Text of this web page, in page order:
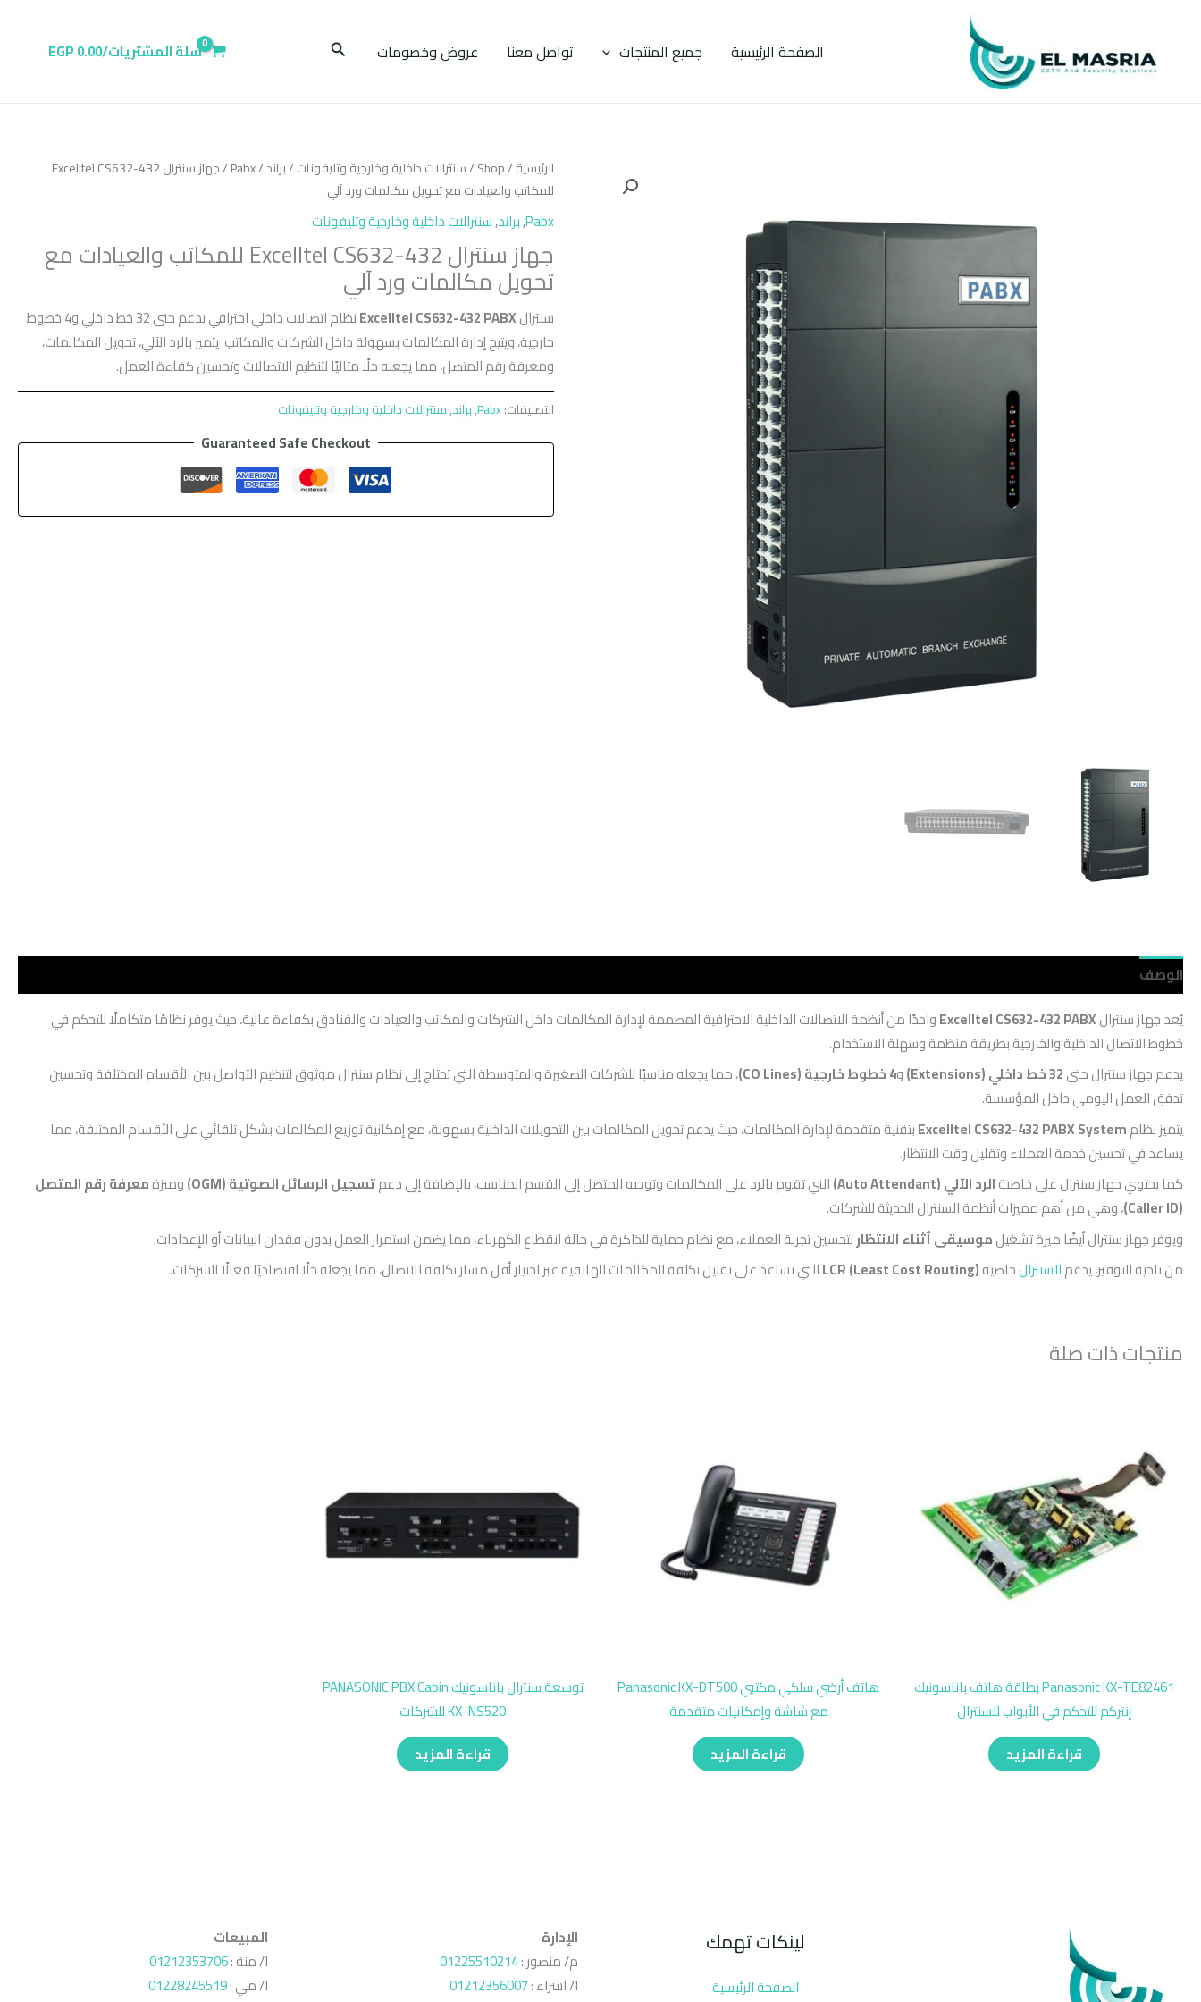
المحتوى
الصفحة الرئيسية جميع المنتجات تواصل معنا عروض وخصومات البحث سلة المشتريات/0.00
EGP
الرئيسية/
Shop
/سنترالات داخلية وخارجية وتليفونات/براند/
Pabx
/ جهاز سنترال Excelltel CS632-432
للمكاتب والعيادات مع تحويل مكالمات ورد آلي
Pabx
,براند,سنترالات داخلية وخارجية وتليفونات
جهاز سنترال Excelltel CS632-432 للمكاتب والعيادات مع
تحويل مكالمات ورد آلي
سنترالExcelltel CS632-432 PABX
نظام اتصالات داخلي احترافي يدعم حتى 32 خط داخلي و4 خطوط
خارجية، ويتيح إدارة المكالمات بسهولة داخل الشركات والمكاتب. يتميز بالرد الآلي، تحويل المكالمات،
ومعرفة رقم المتصل، مما يجعله حلًا مثاليًا لتنظيم الاتصالات وتحسين كفاءة العمل.
التصنيفات:Pabx
,براند,سنترالات داخلية وخارجية وتليفونات
Guaranteed Safe Checkout
الوصف
يُعد جهاز سنترالExcelltel CS632-432 PABXواحدًا من أنظمة الاتصالات الداخلية الاحترافية المصممة لإدارة المكالمات داخل الشركات والمكاتب والعيادات والفنادق بكفاءة عالية، حيث يوفر نظامًا متكاملًا للتحكم في
خطوط الاتصال الداخلية والخارجية بطريقة منظمة وسهلة الاستخدام.
يدعم جهاز سنترال حتى32 خط داخلي (Extensions) و4 خطوط خارجية (CO Lines)
، مما يجعله مناسبًا للشركات الصغيرة والمتوسطة التي تحتاج إلى نظام سنترال موثوق لتنظيم التواصل بين الأقسام المختلفة وتحسين
تدفق العمل اليومي داخل المؤسسة.
يتميز نظامExcelltel CS632-432 PABX Systemبتقنية متقدمة لإدارة المكالمات، حيث يدعم تحويل المكالمات بين التحويلات الداخلية بسهولة، مع إمكانية توزيع المكالمات بشكل تلقائي على الأقسام المختلفة، مما
يساعد في تحسين خدمة العملاء وتقليل وقت الانتظار.
كما يحتوي جهاز سنترال على خاصيةالرد الآلي (Auto Attendant) التي تقوم بالرد على المكالمات وتوجيه المتصل إلى القسم المناسب، بالإضافة إلى دعمتسجيل الرسائل الصوتية (OGM) وميزةمعرفة رقم المتصل
(Caller ID)
، وهي من أهم مميزات أنظمة السنترال الحديثة للشركات.
ويوفر جهاز سنترال أيضًا ميزة تشغيلموسيقى أثناء الانتظارلتحسين تجربة العملاء، مع نظام حماية للذاكرة في حالة انقطاع الكهرباء، مما يضمن استمرار العمل بدون فقدان البيانات أو الإعدادات.
من ناحية التوفير، يدعمالسنترالخاصيةLCR (Least Cost Routing)التي تساعد على تقليل تكلفة المكالمات الهاتفية عبر اختيار أقل مسار تكلفة للاتصال، مما يجعله حلًا اقتصاديًا فعالًا للشركات.
منتجات ذات صلة
Panasonic KX-TE82461 بطاقة هاتف باناسونيك
إنتركم للتحكم في الأبواب للسنترال
قراءة المزيد
هاتف أرضي سلكي مكتبي Panasonic KX-DT500
مع شاشة وإمكانيات متقدمة
قراءة المزيد
توسعة سنترال باناسونيك PANASONIC PBX Cabin
KX-NS520 للشركات
قراءة المزيد
لينكات تهمك
الصفحة الرئيسية
الإدارة
م/ منصور :01225510214
ا/ اسراء :01212356007
المبيعات
ا/ منة :01212353706
ا/ مي :01228245519